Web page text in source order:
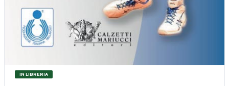
IN LIBRERIA